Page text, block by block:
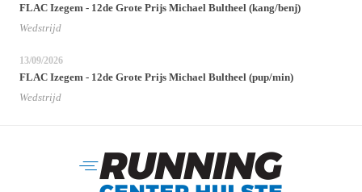
FLAC Izegem - 12de Grote Prijs Michael Bultheel (kang/benj)
Wedstrijd
13/09/2026
FLAC Izegem - 12de Grote Prijs Michael Bultheel (pup/min)
Wedstrijd